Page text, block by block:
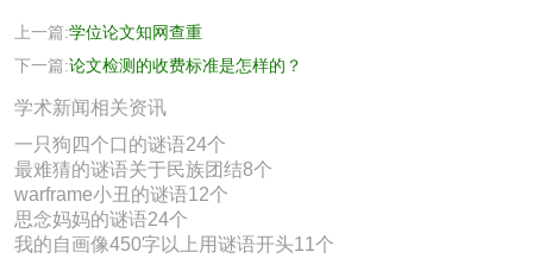
上一篇:学位论文知网查重
下一篇:论文检测的收费标准是怎样的？
学术新闻相关资讯
一只狗四个口的谜语24个
最难猜的谜语关于民族团结8个
warframe小丑的谜语12个
思念妈妈的谜语24个
我的自画像450字以上用谜语开头11个